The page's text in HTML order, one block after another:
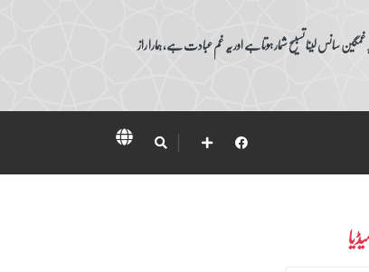
سانس لینا تسبیح شمار ہوتا ہے اور یہ غم عبادت ہے، ہمارا راز